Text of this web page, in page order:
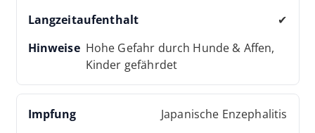
✔
Hohe Gefahr durch Hunde & Affen,
Kinder gefährdet
Japanische Enzephalitis